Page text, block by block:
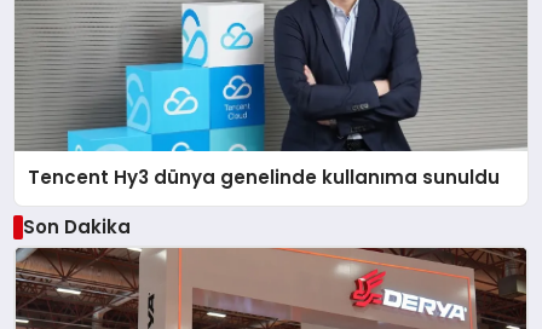
Tencent Hy3 dünya genelinde kullanıma sunuldu
Son Dakika